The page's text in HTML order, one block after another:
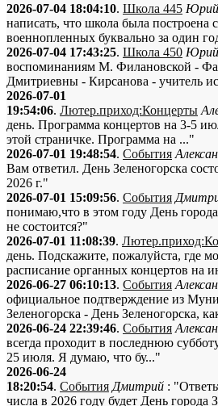
2026-07-04 18:04:10. Школа 445 Юрий
написать, что школа была построена
военнопленных буквально за один
2026-07-04 17:43:25. Школа 450 Юрий
воспоминаниям М. Филановской -
Дмитриевны - Кирсанова - учитель
2026-07-01
19:54:06. Лютер.приход:Концерты
день. Программа концертов на 3-5
этой страничке. Программа на ..."
2026-07-01 19:48:54. События
Вам ответил. День Зеленогорска
2026 г."
2026-07-01 15:09:56. События
понимаю,что в этом году День
не состоится?"
2026-07-01 11:08:39.
день. Подскажите, пожалуйста, где
расписание органных концертов на
2026-06-27 06:10:13. События
официальное подтверждение из
Зеленогорска - День Зеленогорска,
2026-06-24 22:39:46. События
всегда проходит в последнюю
25 июля. Я думаю, что бу..."
2026-06-24
18:20:54. События Дмитрий :
числа в 2026 году будет День города